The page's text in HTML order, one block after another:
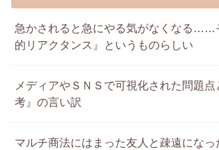
急かされると急にやる気がなくなる……
的リアクタンス』というものらしい
メディアやＳＮＳで可視化された問題点
考』の言い訳
マルチ商法にはまった友人と疎遠になっ